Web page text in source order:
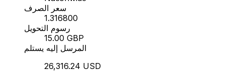
سعر الصرف
1.316800
رسوم التحويل
15.00 GBP
المرسل إليه يستلم
26,316.24 USD